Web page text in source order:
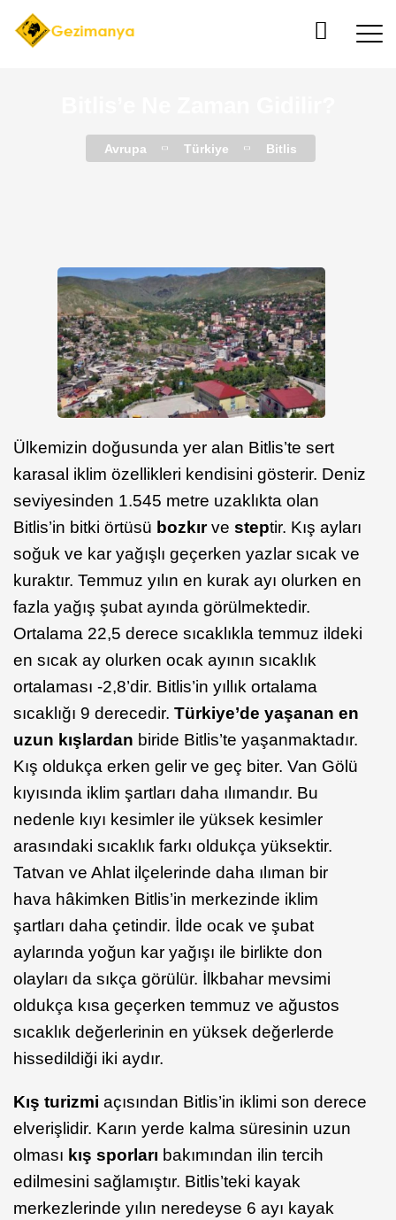
Avrupa Türkiye Bitlis
Ülkemizin doğusunda yer alan Bitlis’te sert
karasal iklim özellikleri kendisini gösterir. Deniz
seviyesinden 1.545 metre uzaklıkta olan
Bitlis’in bitki örtüsü bozkırve steptir. Kış ayları
soğuk ve kar yağışlı geçerken yazlar sıcak ve
kuraktır. Temmuz yılın en kurak ayı olurken en
fazla yağış şubat ayında görülmektedir.
Ortalama 22,5 derece sıcaklıkla temmuz ildeki
en sıcak ay olurken ocak ayının sıcaklık
ortalaması -2,8’dir. Bitlis’in yıllık ortalama
sıcaklığı 9 derecedir. Türkiye’de yaşanan en
uzun kışlardan biride Bitlis’te yaşanmaktadır.
Kış oldukça erken gelir ve geç biter. Van Gölü
kıyısında iklim şartları daha ılımandır. Bu
nedenle kıyı kesimler ile yüksek kesimler
arasındaki sıcaklık farkı oldukça yüksektir.
Tatvan ve Ahlat ilçelerinde daha ılıman bir
hava hâkimken Bitlis’in merkezinde iklim
şartları daha çetindir. İlde ocak ve şubat
aylarında yoğun kar yağışı ile birlikte don
olayları da sıkça görülür. İlkbahar mevsimi
oldukça kısa geçerken temmuz ve ağustos
sıcaklık değerlerinin en yüksek değerlerde
hissedildiği iki aydır.
Kış turizmi açısından Bitlis’in iklimi son derece
elverişlidir. Karın yerde kalma süresinin uzun
olması kış sporları bakımından ilin tercih
edilmesini sağlamıştır. Bitlis’teki kayak
merkezlerinde yılın neredeyse 6 ayı kayak